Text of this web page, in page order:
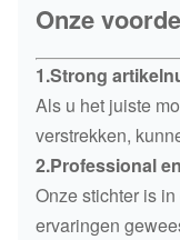
Onze
1.Strong
Als u het juiste
verstrekken,
2.Professional
Onze stichter is
ervaringen